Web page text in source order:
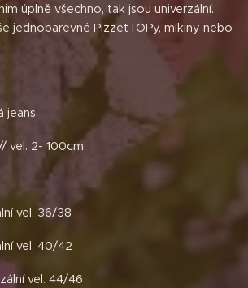
úplně všechno, tak jsou univerzální.
jednobarevné PizzetTOPy, mikiny nebo
jeans
vel. 2- 100cm
vel. 36/38
vel. 40/42
vel. 44/46